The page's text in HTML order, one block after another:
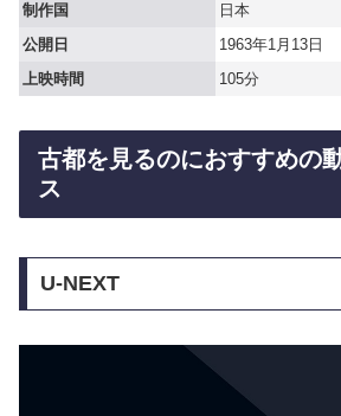
制作国
日本
公開日
1963年1月13日
上映時間
105分
古都を見るのにおすすめの
ス
U-NEXT